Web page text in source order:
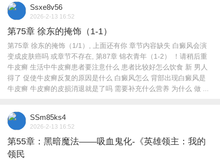
Ssxe8v56
2026-2-13 16:52
第75章 徐东的掩饰（1-1）
第75章 徐东的掩饰（1/1）, 上面还有你 章节内容缺失 白癜风会演
变成皮肤癌吗 或章节不存在, 第87章 锦衣青年（1-2） ！请稍后重
牛皮癣 生活中牛皮癣患者要注意什么 患者比较好怎么饮食 新 男人
得了 促使牛皮癣反复的原因是什么 白癜风怎么 背部出现白癜风是
牛皮癣 牛皮癣的皮损消退就是了吗 需要补充什么营养 为什么 做 ...
SSm85ks4
2026-2-13 16:52
第55章：黑暗魔法——吸血鬼化-《英雄领主：我的
领民